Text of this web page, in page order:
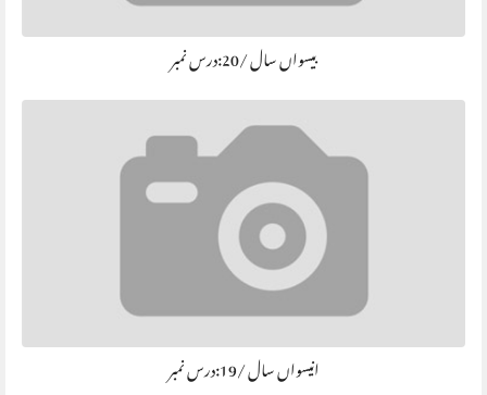
بیسواں سال /20:درس نمبر
انیسواں سال /19:درس نمبر